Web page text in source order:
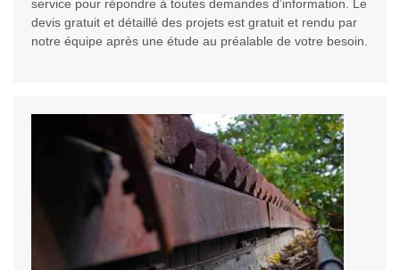
service pour répondre à toutes demandes d’information. Le
devis gratuit et détaillé des projets est gratuit et rendu par
notre équipe après une étude au préalable de votre besoin.